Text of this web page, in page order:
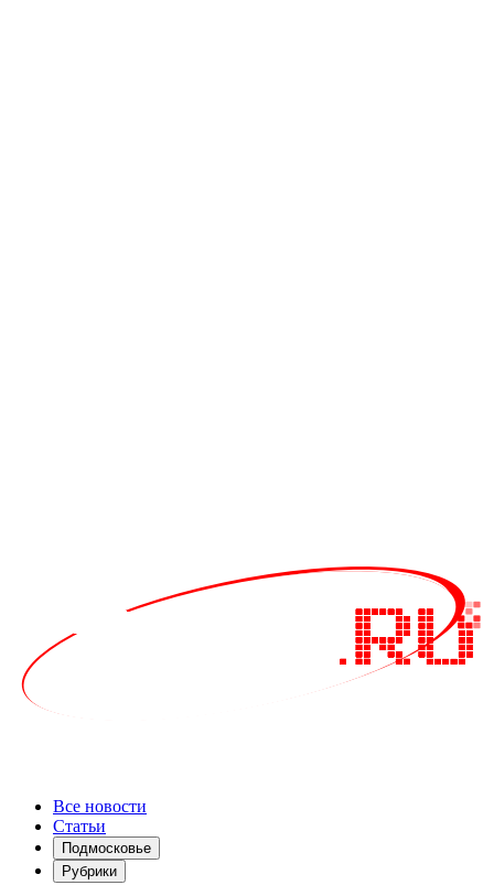
Все новости
Статьи
Подмосковье
Рубрики